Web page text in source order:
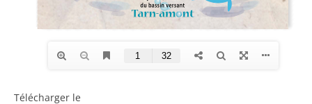
Télécharger le